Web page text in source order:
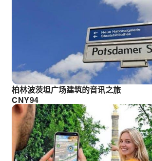
柏林波茨坦广场建筑的音讯之旅
CNY94